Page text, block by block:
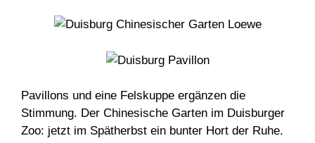
Pavillons und eine Felskuppe ergänzen die
Stimmung. Der Chinesische Garten im Duisburger
Zoo: jetzt im Spätherbst ein bunter Hort der Ruhe.